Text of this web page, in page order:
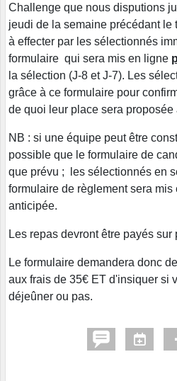
Challenge que nous disputions
jeudi de la semaine précédant le
à effecter par les sélectionnés
formulaire qui sera mis en ligne
la sélection (J-8 et J-7). Les
grâce à ce formulaire pour
de quoi leur place sera proposée
NB : si une équipe peut être
possible que le formulaire de
que prévu ; les sélectionnés en
formulaire de règlement sera
anticipée.
Les repas devront être payés sur
Le formulaire demandera donc
aux frais de 35€ ET d'insiquer si
déjeûner ou pas.